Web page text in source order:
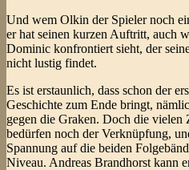
Und wem Olkin der Spieler noch
er hat seinen kurzen Auftritt, auch
Dominic konfrontiert sieht, der
nicht lustig findet.
Es ist erstaunlich, dass schon der
Geschichte zum Ende bringt,
gegen die Graken. Doch die vielen
bedürfen noch der Verknüpfung,
Spannung auf die beiden
Niveau. Andreas Brandhorst kann